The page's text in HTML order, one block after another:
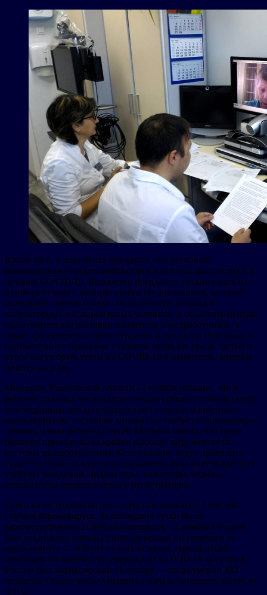
Кроме того, в документе говорится, что регионам
рекомендовано создать амбулаторные центры диагностики и
лечения COVID-19. Ведомство предлагает организовать их
взаимодействие с медицинскими организациями, которые
оказывают скорую и иную медицинскую помощь в
амбулаторных и стационарных условиях, и оснастить центры
транспортом для доставки пациентов и медработников, а
также для перевозки биоматериалов и лекарств. При этом, в
соответствии с приказом, студенты медвузов после третьего
курса могут брать тесты на COVID-19 у пациентов, которые
лечатся на дому.
Минздрав Ульяновской области 12 ноября объявил, что в
регионе до конца месяца будет создан круглосуточный центр
телемедицины для консультативной помощи пациентам с
коронавирусом, состояние которых не требует стационарного
лечения. Глава региона Сергей Морозов заявил, что такое
решение приняли из-за крайне высокой загруженности
системы здравоохранения. Консультации будут проводить
студенты старших курсов медицинских факультетов высших
учебных заведений, ординаторы, волонтеры-медики,
специалисты среднего звена и регистраторы.
Всего на сегодняшний день в России выявлено 1 858 568
случаев коронавируса. За последние сутки было
зарегистрировано 21 608 заразившихся. 12 ноября в стране
был установлен новый суточный рекорд по умершим от
коронавируса — 439 летальных исходов. Предыдущий
максимум по количеству умерших от COVID-19 за сутки в
России был зафиксирован 11 ноября — тогда умерли 432
человека. Общее число умерших с начала пандемии достигло
32032.